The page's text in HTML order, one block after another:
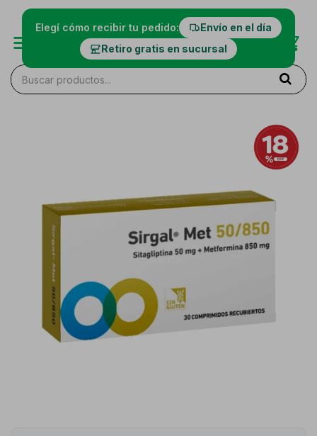
Elegí cómo recibir tu pedido:
Envío en el día
Retiro gratis en sucursal